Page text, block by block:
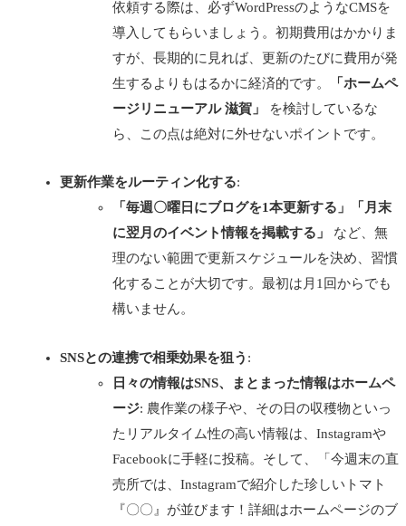
依頼する際は、必ずWordPressのようなCMSを
導入してもらいましょう。初期費用はかかりま
すが、長期的に見れば、更新のたびに費用が発
生するよりもはるかに経済的です。
「ホームペ
ージリニューアル 滋賀」
を検討しているな
ら、この点は絶対に外せないポイントです。
更新作業をルーティン化する:
「毎週〇曜日にブログを1本更新する」「月末
に翌月のイベント情報を掲載する」
など、無
理のない範囲で更新スケジュールを決め、習慣
化することが大切です。最初は月1回からでも
構いません。
SNSとの連携で相乗効果を狙う :
日々の情報はSNS、まとまった情報はホームペ
ージ: 農作業の様子や、その日の収穫物といっ
たリアルタイム性の高い情報は、Instagramや
Facebookに手軽に投稿。そして、「今週末の直
売所では、Instagramで紹介した珍しいトマト
『〇〇』が並びます！詳細はホームページのブ